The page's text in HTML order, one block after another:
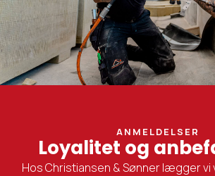
ANMELDELSER
Loyalitet og
Hos Christiansen & Sønner lægger